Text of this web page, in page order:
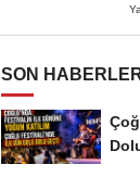
SON